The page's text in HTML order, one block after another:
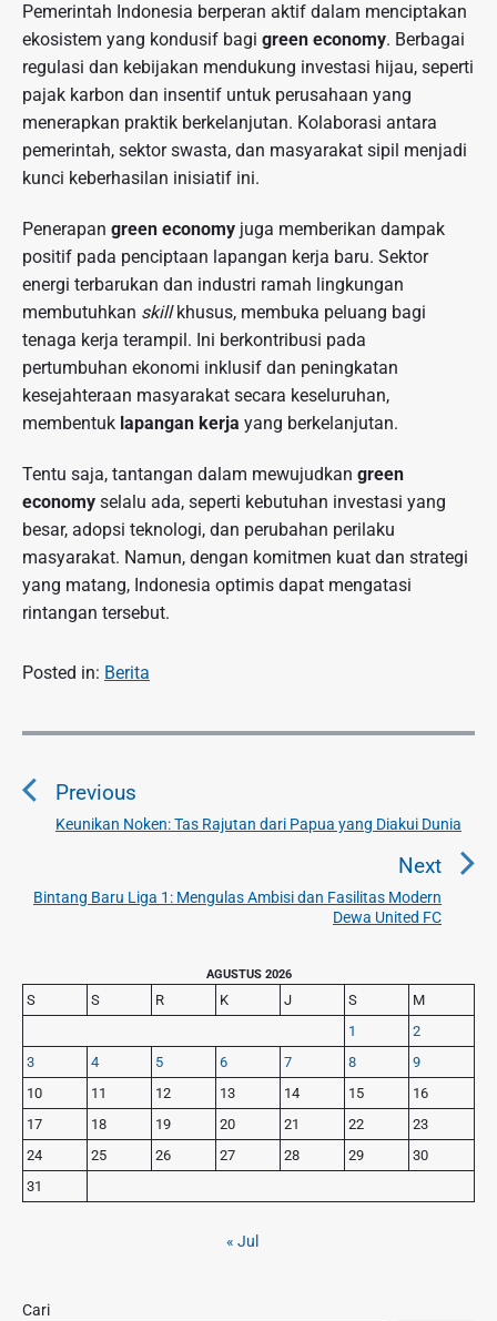
Pemerintah Indonesia berperan aktif dalam menciptakan
ekosistem yang kondusif bagi green economy. Berbagai
regulasi dan kebijakan mendukung investasi hijau, seperti
pajak karbon dan insentif untuk perusahaan yang
menerapkan praktik berkelanjutan. Kolaborasi antara
pemerintah, sektor swasta, dan masyarakat sipil menjadi
kunci keberhasilan inisiatif ini.
Penerapan green economy juga memberikan dampak
positif pada penciptaan lapangan kerja baru. Sektor
energi terbarukan dan industri ramah lingkungan
membutuhkan skillkhusus, membuka peluang bagi
tenaga kerja terampil. Ini berkontribusi pada
pertumbuhan ekonomi inklusif dan peningkatan
kesejahteraan masyarakat secara keseluruhan,
membentuk lapangan kerja yang berkelanjutan.
Tentu saja, tantangan dalam mewujudkan green
economy selalu ada, seperti kebutuhan investasi yang
besar, adopsi teknologi, dan perubahan perilaku
masyarakat. Namun, dengan komitmen kuat dan strategi
yang matang, Indonesia optimis dapat mengatasi
rintangan tersebut.
Posted in: Berita
N
v
s
o
Previous
P
v
s
p
o
s
Keunikan Noken: Tas Rajutan dari Papua yang Diakui Dunia
Next
N
e
t
p
Bintang Baru Liga 1: Mengulas Ambisi dan Fasilitas Modern
Dewa United FC
r
i
m
a
r
y
S
d
e
AGUSTUS 2026
S S R K J S
M
1
2
3
4 5 6 7 8
9
10
11 12 13 14 15
16
17
18 19 20 21 22
23
24
25 26 27 28 29
30
31
« Jul
Cari